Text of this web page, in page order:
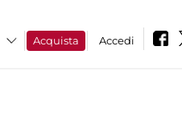
Acquista Accedi